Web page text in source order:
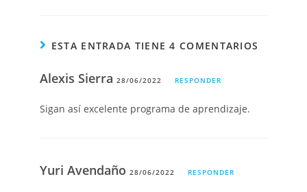
ESTA ENTRADA TIENE 4 COMENTARIOS
Alexis Sierra28/06/2022 RESPONDER
Sigan así excelente programa de aprendizaje.
Yuri Avendaño28/06/2022 RESPONDER